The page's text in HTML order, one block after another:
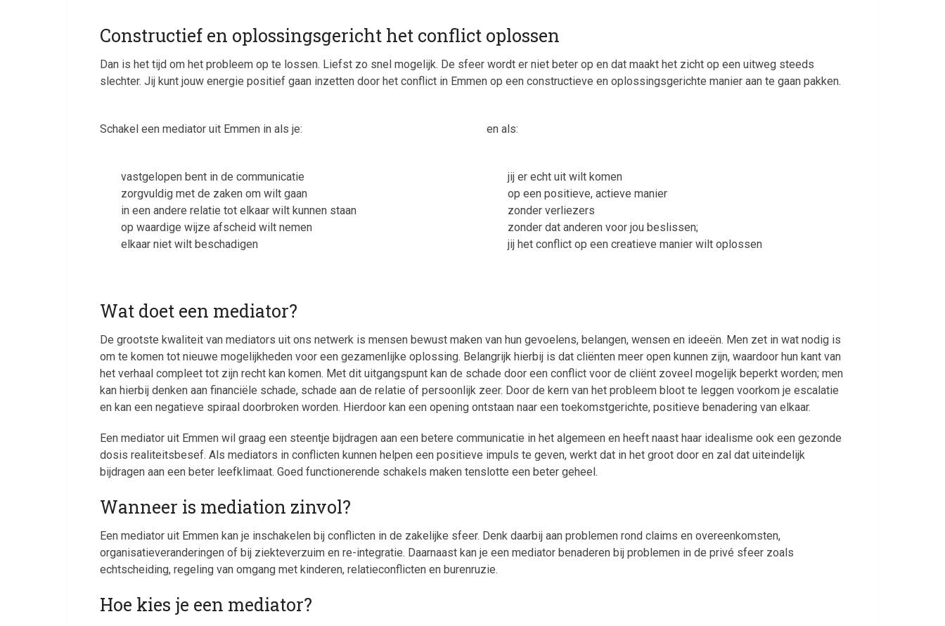
Constructief en oplossingsgericht het conflict oplossen
Dan is het tijd om het probleem op te lossen. Liefst zo snel mogelijk. De sfeer wordt er niet beter op en dat maakt het zicht op een uitweg steeds
slechter. Jij kunt jouw energie positief gaan inzetten door het conflict in Emmen op een constructieve en oplossingsgerichte manier aan te gaan pakken.
Schakel een mediator uit Emmen in als je:
vastgelopen bent in de communicatie
zorgvuldig met de zaken om wilt gaan
in een andere relatie tot elkaar wilt kunnen staan
op waardige wijze afscheid wilt nemen
elkaar niet wilt beschadigen
en als:
jij er echt uit wilt komen
op een positieve, actieve manier
zonder verliezers
zonder dat anderen voor jou beslissen;
jij het conflict op een creatieve manier wilt oplossen
Wat doet een mediator?
De grootste kwaliteit van mediators uit ons netwerk is mensen bewust maken van hun gevoelens, belangen, wensen en ideeën. Men zet in wat nodig is
om te komen tot nieuwe mogelijkheden voor een gezamenlijke oplossing. Belangrijk hierbij is dat cliënten meer open kunnen zijn, waardoor hun kant van
het verhaal compleet tot zijn recht kan komen. Met dit uitgangspunt kan de schade door een conflict voor de cliënt zoveel mogelijk beperkt worden; men
kan hierbij denken aan financiële schade, schade aan de relatie of persoonlijk zeer. Door de kern van het probleem bloot te leggen voorkom je escalatie
en kan een negatieve spiraal doorbroken worden. Hierdoor kan een opening ontstaan naar een toekomstgerichte, positieve benadering van elkaar.
Een mediator uit Emmen wil graag een steentje bijdragen aan een betere communicatie in het algemeen en heeft naast haar idealisme ook een gezonde
dosis realiteitsbesef. Als mediators in conflicten kunnen helpen een positieve impuls te geven, werkt dat in het groot door en zal dat uiteindelijk
bijdragen aan een beter leefklimaat. Goed functionerende schakels maken tenslotte een beter geheel.
Wanneer is mediation zinvol?
Een mediator uit Emmen kan je inschakelen bij conflicten in de zakelijke sfeer. Denk daarbij aan problemen rond claims en overeenkomsten,
organisatieveranderingen of bij ziekteverzuim en re-integratie. Daarnaast kan je een mediator benaderen bij problemen in de privé sfeer zoals
echtscheiding, regeling van omgang met kinderen, relatieconflicten en burenruzie.
Hoe kies je een mediator?